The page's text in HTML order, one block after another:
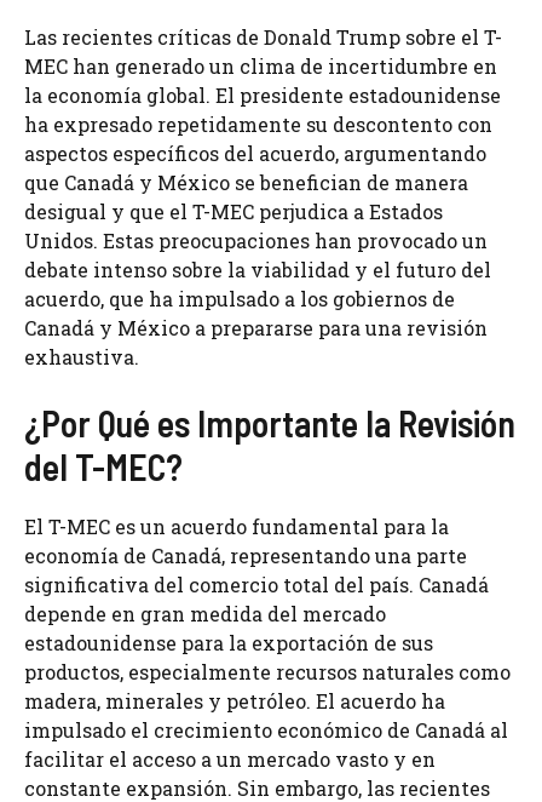
Las recientes críticas de Donald Trump sobre el T-
MEC han generado un clima de incertidumbre en
la economía global. El presidente estadounidense
ha expresado repetidamente su descontento con
aspectos específicos del acuerdo, argumentando
que Canadá y México se benefician de manera
desigual y que el T-MEC perjudica a Estados
Unidos. Estas preocupaciones han provocado un
debate intenso sobre la viabilidad y el futuro del
acuerdo, que ha impulsado a los gobiernos de
Canadá y México a prepararse para una revisión
exhaustiva.
¿Por Qué es Importante la Revisión
del T-MEC?
El T-MEC es un acuerdo fundamental para la
economía de Canadá, representando una parte
significativa del comercio total del país. Canadá
depende en gran medida del mercado
estadounidense para la exportación de sus
productos, especialmente recursos naturales como
madera, minerales y petróleo. El acuerdo ha
impulsado el crecimiento económico de Canadá al
facilitar el acceso a un mercado vasto y en
constante expansión. Sin embargo, las recientes